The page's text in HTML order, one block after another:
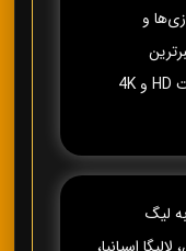
و
شبکه‌های ورزشی جهان با کیفیت HD و 4K
لیگ